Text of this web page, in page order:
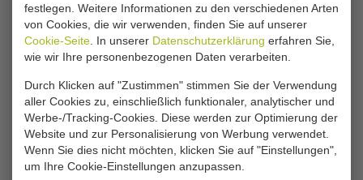
festlegen. Weitere Informationen zu den verschiedenen Arten
von Cookies, die wir verwenden, finden Sie auf unserer
Cookie-Seite . In unserer Datenschutzerklärung erfahren Sie,
wie wir Ihre personenbezogenen Daten verarbeiten.
Durch Klicken auf "Zustimmen" stimmen Sie der Verwendung
aller Cookies zu, einschließlich funktionaler, analytischer und
Werbe-/Tracking-Cookies. Diese werden zur Optimierung der
Website und zur Personalisierung von Werbung verwendet.
Wenn Sie dies nicht möchten, klicken Sie auf "Einstellungen",
um Ihre Cookie-Einstellungen anzupassen.
(Anzahl abhängig von der
Produktform)
Das Abblasergebnis kann ± 95%
Temperatur des Spülwassers, der
Verwendung eines
Entspannungsmittels und der
Produktform ab.
Spur skalieren